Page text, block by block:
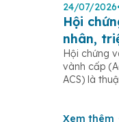
24/07/2026
Hội
nhân,
pháp
Hội chứng
vành cấp
ACS) là
hoặc hoàn
Xem thêm